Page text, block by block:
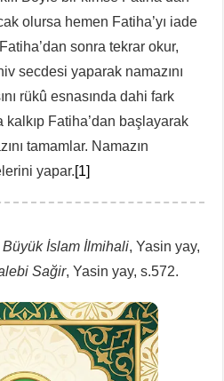
olursa hemen Fatiha’yı iade
sonra tekrar okur,
secdesi yaparak namazını
rükû esnasında dahi fark
Fatiha’dan başlayarak
tamamlar. Namazın
yapar.[1]
Büyük İslam İlmihali, Yasin yay,
Sağir, Yasin yay, s.572.